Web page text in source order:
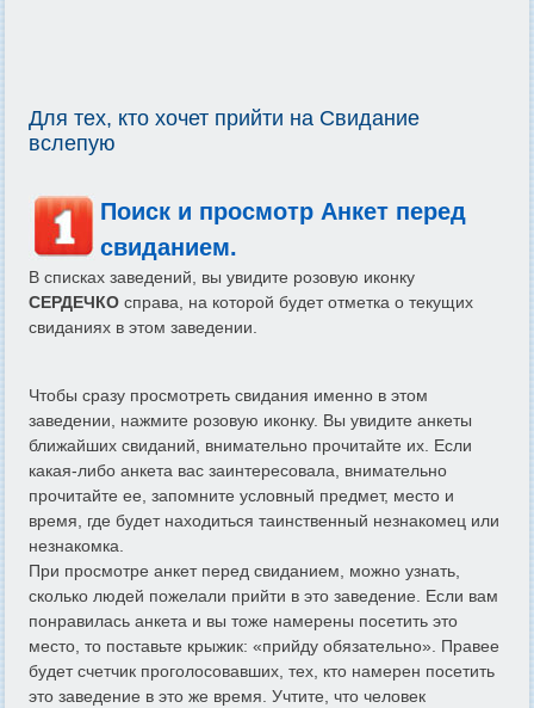
Для тех, кто хочет прийти на Свидание
вслепую
Поиск и просмотр Анкет перед
свиданием.
В списках заведений, вы увидите розовую иконку
СЕРДЕЧКО справа, на которой будет отметка о текущих
свиданиях в этом заведении.
Чтобы сразу просмотреть свидания именно в этом
заведении, нажмите розовую иконку. Вы увидите анкеты
ближайших свиданий, внимательно прочитайте их. Если
какая-либо анкета вас заинтересовала, внимательно
прочитайте ее, запомните условный предмет, место и
время, где будет находиться таинственный незнакомец или
незнакомка.
При просмотре анкет перед свиданием, можно узнать,
сколько людей пожелали прийти в это заведение. Если вам
понравилась анкета и вы тоже намерены посетить это
место, то поставьте крыжик: «прийду обязательно». Правее
будет счетчик проголосовавших, тех, кто намерен посетить
это заведение в это же время. Учтите, что человек